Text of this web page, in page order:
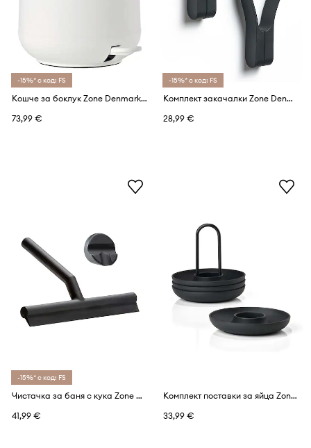
-15%* с код: FS
Кошче за боклук Zone Denmark 3 L
73,99 €
-15%* с код: FS
Комплект закачалки Zone Denmark (2 броя)
28,99 €
-15%* с код: FS
Чистачка за баня с кука Zone Denmark Wipe
41,99 €
Комплект поставки за яйца Zone Denmark (4 броя)
33,99 €